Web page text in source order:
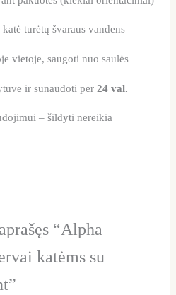
turėtų švaraus vandens
vietoje, saugoti nuo saulės
ir sunaudoti per24 val.
– šildyti nereikia
“Alpha
katėms su